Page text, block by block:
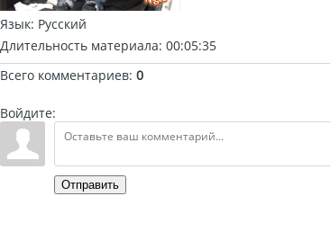
Язык: Русский
Длительность материала: 00:05:35
Всего комментариев: 0
Войдите:
Отправить